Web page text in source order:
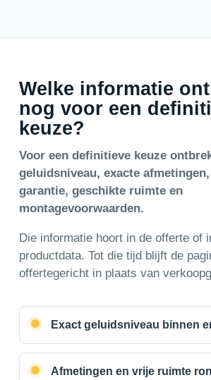
Welke informatie
nog voor een
keuze?
Voor een definitieve keuze
geluidsniveau, exacte
garantie, geschikte ruimte en
montagevoorwaarden.
Die informatie hoort in de offerte of
productdata. Tot die tijd blijft de
offertegericht in plaats van
Exact geluidsniveau binnen
Afmetingen en vrije ruimte